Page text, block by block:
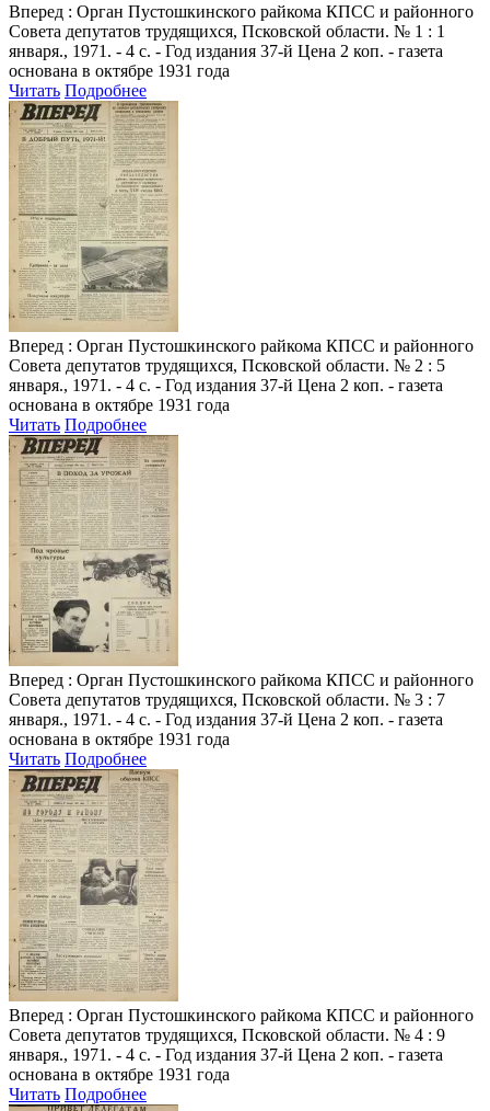
Вперед : Орган Пустошкинского райкома КПСС и районного
Совета депутатов трудящихся, Псковской области. № 1 : 1
января., 1971. - 4 с. - Год издания 37-й Цена 2 коп. - газета
основана в октябре 1931 года
Читать Подробнее
Вперед : Орган Пустошкинского райкома КПСС и районного
Совета депутатов трудящихся, Псковской области. № 2 : 5
января., 1971. - 4 с. - Год издания 37-й Цена 2 коп. - газета
основана в октябре 1931 года
Читать Подробнее
Вперед : Орган Пустошкинского райкома КПСС и районного
Совета депутатов трудящихся, Псковской области. № 3 : 7
января., 1971. - 4 с. - Год издания 37-й Цена 2 коп. - газета
основана в октябре 1931 года
Читать Подробнее
Вперед : Орган Пустошкинского райкома КПСС и районного
Совета депутатов трудящихся, Псковской области. № 4 : 9
января., 1971. - 4 с. - Год издания 37-й Цена 2 коп. - газета
основана в октябре 1931 года
Читать Подробнее